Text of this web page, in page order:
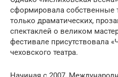
сформировала собственные
только драматических,
спектаклей о великом
фестивале присутствовала
чеховского театра.